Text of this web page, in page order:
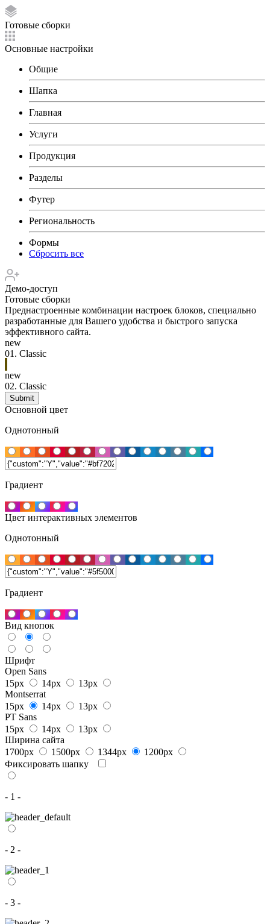
Готовые сборки
Основные настройки
Общие
Шапка
Главная
Услуги
Продукция
Разделы
Футер
Региональность
Формы
Сбросить все
Демо-доступ
Готовые сборки
Преднастроенные комбинации настроек блоков, специально
разработанные для Вашего удобства и быстрого запуска
эффективного сайта.
new
01. Classic
new
02. Classic
Основной цвет
Однотонный
Градиент
Цвет интерактивных элементов
Однотонный
Градиент
Вид кнопок
Шрифт
Open Sans
15px
14px
13px
Montserrat
15px
14px
13px
PT Sans
15px
14px
13px
Ширина сайта
1700px
1500px 1344px
1200px
Фиксировать шапку
- 1 -
- 2 -
- 3 -